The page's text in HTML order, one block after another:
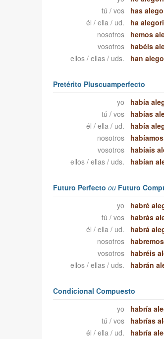
tú / vos
has
él / ella / ud.
ha
nosotros
hemos
vosotros
habéis
ellos / ellas / uds.
han
Pretérito Pluscuamperfecto
yo
había
tú / vos
habías
él / ella / ud.
había
nosotros
vosotros
habíais
ellos / ellas / uds.
habían
Futuro Perfecto ouFuturo
yo
habré
tú / vos
habrás
él / ella / ud.
habrá
nosotros
vosotros
habréis
ellos / ellas / uds.
habrán
Condicional Compuesto
yo
habría
tú / vos
habrías
él / ella / ud.
habría